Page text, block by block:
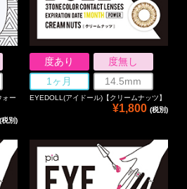
ォー
(税別)
度あり
度無し
1ヶ月
14.5mm
EYEDOLL(アイドール)【クリームナッツ】
¥1,800 (税別)